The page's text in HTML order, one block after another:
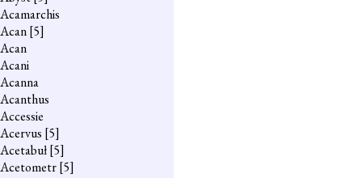
Acamarchis
Acan[5]
Acan
Acani
Acanna
Acanthus
Accessie
Acervus [5]
Acetabuł[5]
Acetometr[5]